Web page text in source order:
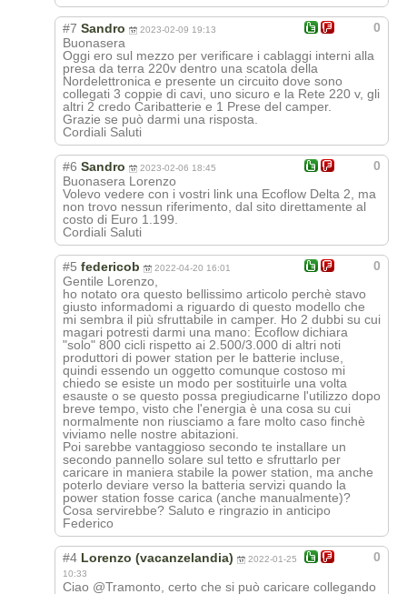
0
#7 Sandro 2023-02-09 19:13
Buonasera
Oggi ero sul mezzo per verificare i cablaggi interni alla
presa da terra 220v dentro una scatola della
Nordelettronica e presente un circuito dove sono
collegati 3 coppie di cavi, uno sicuro e la Rete 220 v, gli
altri 2 credo Caribatterie e 1 Prese del camper.
Grazie se può darmi una risposta.
Cordiali Saluti
0
#6 Sandro 2023-02-06 18:45
Buonasera Lorenzo
Volevo vedere con i vostri link una Ecoflow Delta 2, ma
non trovo nessun riferimento, dal sito direttamente al
costo di Euro 1.199.
Cordiali Saluti
0
#5 federicob 2022-04-20 16:01
Gentile Lorenzo,
ho notato ora questo bellissimo articolo perchè stavo
giusto informadomi a riguardo di questo modello che
mi sembra il più sfruttabile in camper. Ho 2 dubbi su cui
magari potresti darmi una mano: Ecoflow dichiara
"solo" 800 cicli rispetto ai 2.500/3.000 di altri noti
produttori di power station per le batterie incluse,
quindi essendo un oggetto comunque costoso mi
chiedo se esiste un modo per sostituirle una volta
esauste o se questo possa pregiudicarne l'utilizzo dopo
breve tempo, visto che l'energia è una cosa su cui
normalmente non riusciamo a fare molto caso finchè
viviamo nelle nostre abitazioni.
Poi sarebbe vantaggioso secondo te installare un
secondo pannello solare sul tetto e sfruttarlo per
caricare in maniera stabile la power station, ma anche
poterlo deviare verso la batteria servizi quando la
power station fosse carica (anche manualmente)?
Cosa servirebbe? Saluto e ringrazio in anticipo
Federico
0
#4 Lorenzo (vacanzelandia)
2022-01-25
10:33
Ciao @Tramonto, certo che si può caricare collegando